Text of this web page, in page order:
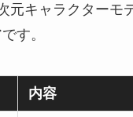
元キャラクターモ
す。
内容